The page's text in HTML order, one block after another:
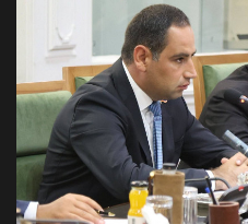
ԳՇ պետը ժամկետային
զինծառայողների հետ
բանակում
բարձրացման հարցերը
06 Օգոստոս, 2026 16:09